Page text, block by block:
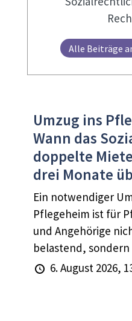
Alle Beiträge
Umzug ins
Wann das
doppelte
drei Monate
Ein notwendiger
Pflegeheim ist für
und Angehörige
belastend, sondern
6. August 2026,